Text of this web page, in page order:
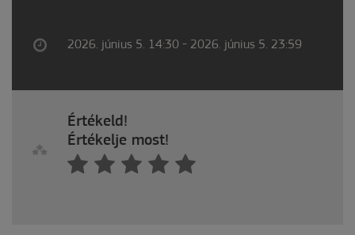
2026. június 5. 14:30 - 2026. június 5. 23:59
Értékeld!
Értékelje most!